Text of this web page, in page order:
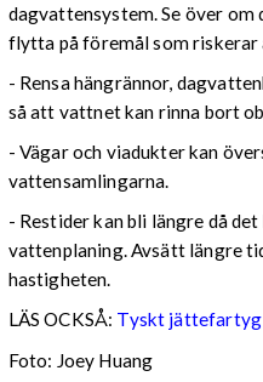
dagvattensystem. Se över om
flytta på föremål som riskerar
- Rensa hängrännor,
så att vattnet kan rinna bort
- Vägar och viadukter kan
vattensamlingarna.
- Restider kan bli längre då
vattenplaning. Avsätt längre
hastigheten.
LÄS OCKSÅ: Tyskt
Foto: Joey Huang